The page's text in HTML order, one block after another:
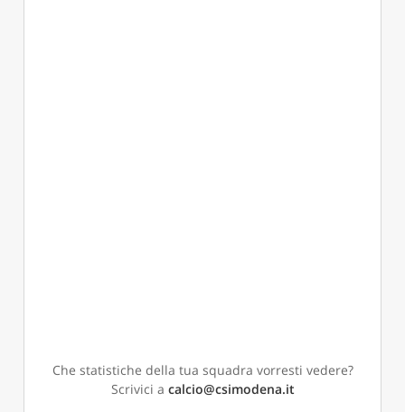
Che statistiche della tua squadra vorresti vedere?
Scrivici a calcio@csimodena.it